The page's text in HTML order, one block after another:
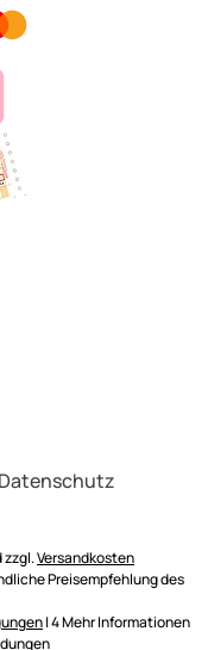
Datenschutz
zzgl.Versandkosten
Preisempfehlung des
| 4 Mehr Informationen